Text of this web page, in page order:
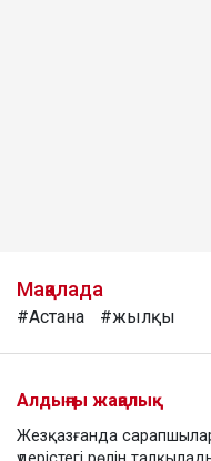
Мақалада
#Астана #жылқы
Алдыңғы жаңалық
Жезқазғанда